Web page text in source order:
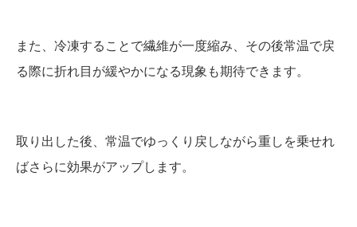
また、冷凍することで繊維が一度縮み、その後常温で戻
る際に折れ目が緩やかになる現象も期待できます。
取り出した後、常温でゆっくり戻しながら重しを乗せれ
ばさらに効果がアップします。